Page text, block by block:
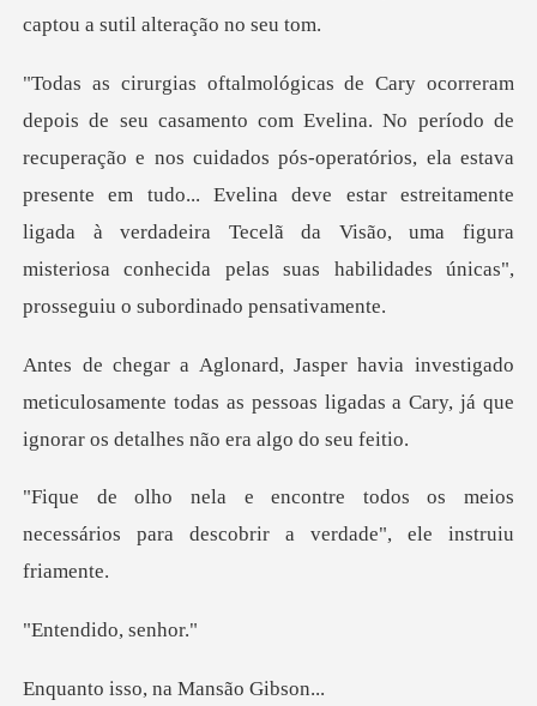
captou
nos cuidados pós-operatórios, ela estava
presente em tudo... Evelina deve estar estreitamente
ligada à verdadeira Tece
meticulosamente todas as pessoas ligadas a Cary, já
os meios
necessários para descobrir
dido,
so, na Mans